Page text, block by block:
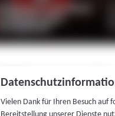
Vielen Dank für Ihren Besuch auf
Bereitstellung unserer Dienste